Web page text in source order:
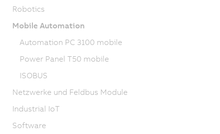
Robotics
Mobile Automation
Automation PC 3100 mobile
Power Panel T50 mobile
ISOBUS
Netzwerke und Feldbus Module
Industrial IoT
Software